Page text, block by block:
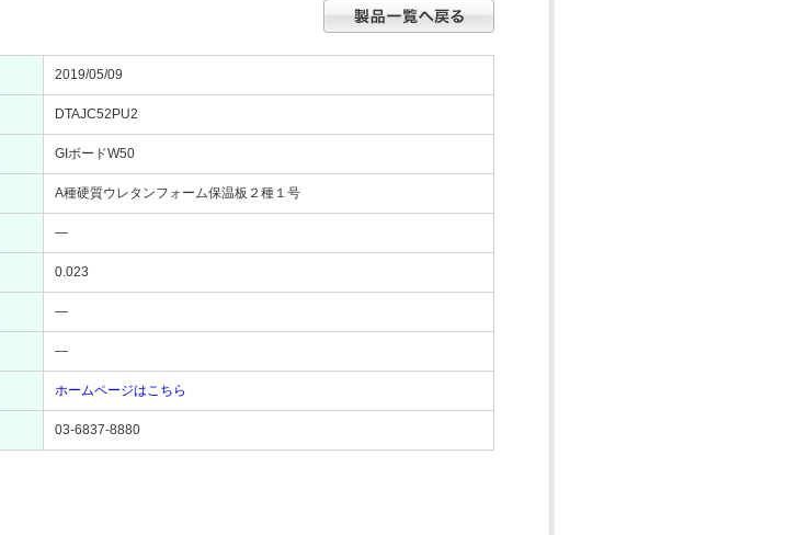
2019/05/09
DTAJC52PU2
GIボードW50
A種硬質ウレタンフォーム保温板２種１号
―
0.023
―
―
ホームページはこちら
03-6837-8880